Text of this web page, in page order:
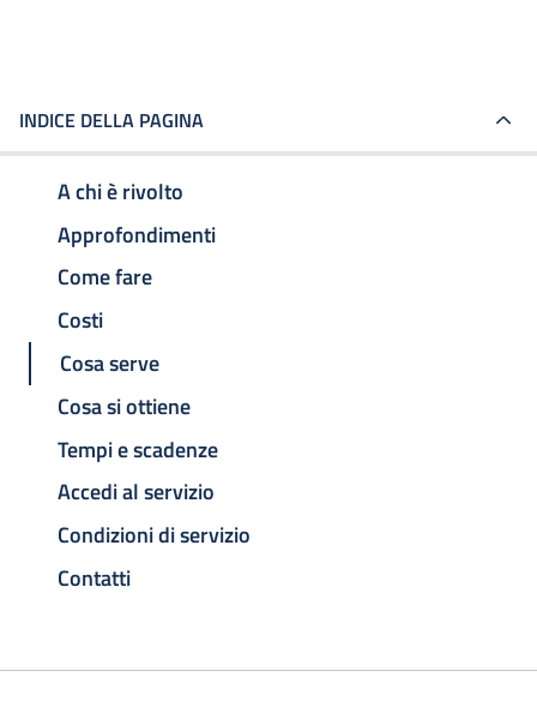
INDICE DELLA PAGINA
A chi è rivolto
Approfondimenti
Come fare
Costi
Cosa serve
Cosa si ottiene
Tempi e scadenze
Accedi al servizio
Condizioni di servizio
Contatti